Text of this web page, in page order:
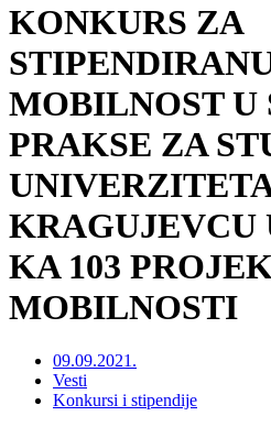
KONKURS ZA
MOBILNOST U
PRAKSE ZA
KRAGUJEVCU
KA 103
MOBILNOSTI
09.09.2021.
Vesti
Konkursi i stipendije